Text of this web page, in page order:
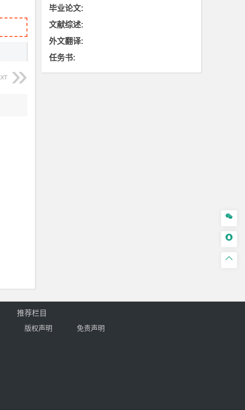
毕业论文:
文献综述:
外文翻译:
任务书:



推荐栏目
版权声明 免责声明